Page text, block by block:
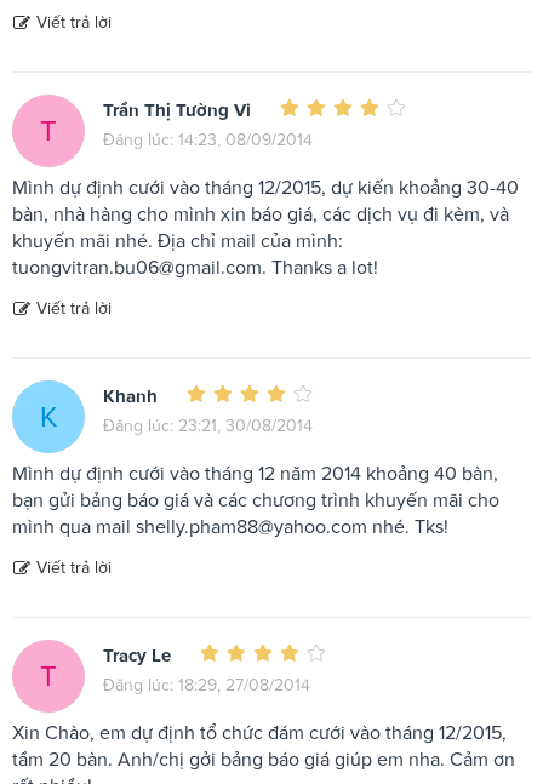
Viết trả lời
T
Trần Thị Tường Vi
Đăng lúc: 14:23, 08/09/2014
Mình dự định cưới vào tháng 12/2015, dự kiến khoảng 30-40
bàn, nhà hàng cho mình xin báo giá, các dịch vụ đi kèm, và
khuyến mãi nhé. Địa chỉ mail của mình:
tuongvitran.bu06@gmail.com. Thanks a lot!
Viết trả lời
K
Khanh
Đăng lúc: 23:21, 30/08/2014
Mình dự định cưới vào tháng 12 năm 2014 khoảng 40 bàn,
bạn gửi bảng báo giá và các chương trình khuyến mãi cho
mình qua mail shelly.pham88@yahoo.com nhé. Tks!
Viết trả lời
T
Tracy Le
Đăng lúc: 18:29, 27/08/2014
Xin Chào, em dự định tổ chức đám cưới vào tháng 12/2015,
tầm 20 bàn. Anh/chị gởi bảng báo giá giúp em nha. Cảm ơn